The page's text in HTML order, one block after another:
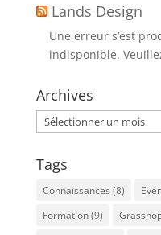
Lands Design
Une erreur s’est
indisponible.
Archives
Archives
Tags
Connaissances (8)
Formation(9)